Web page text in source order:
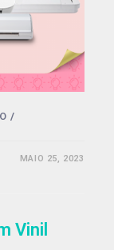
/
MAIO 25, 2023
Vinil